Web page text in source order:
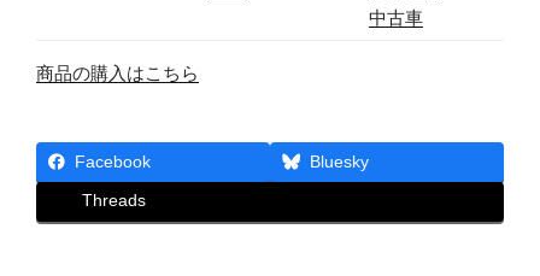
中古車
商品の購入はこちら
Facebook Bluesky
Threads